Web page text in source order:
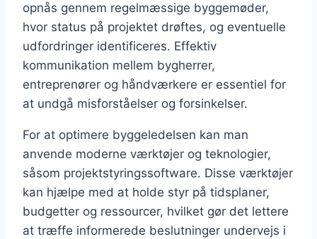
opnås gennem regelmæssige byggemøder,
hvor status på projektet drøftes, og eventuelle
udfordringer identificeres. Effektiv
kommunikation mellem bygherrer,
entreprenører og håndværkere er essentiel for
at undgå misforståelser og forsinkelser.
For at optimere byggeledelsen kan man
anvende moderne værktøjer og teknologier,
såsom projektstyringssoftware. Disse værktøjer
kan hjælpe med at holde styr på tidsplaner,
budgetter og ressourcer, hvilket gør det lettere
at træffe informerede beslutninger undervejs i